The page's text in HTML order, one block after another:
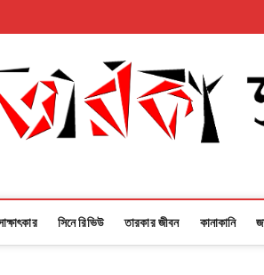
সিনে রিভিউ তারকার জীবন কানাকানি